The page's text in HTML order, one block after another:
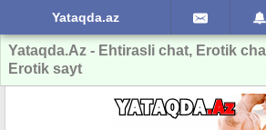
Yataqda.az
Yataqda.Az - Ehtirasli chat, Erotik
Erotik sayt